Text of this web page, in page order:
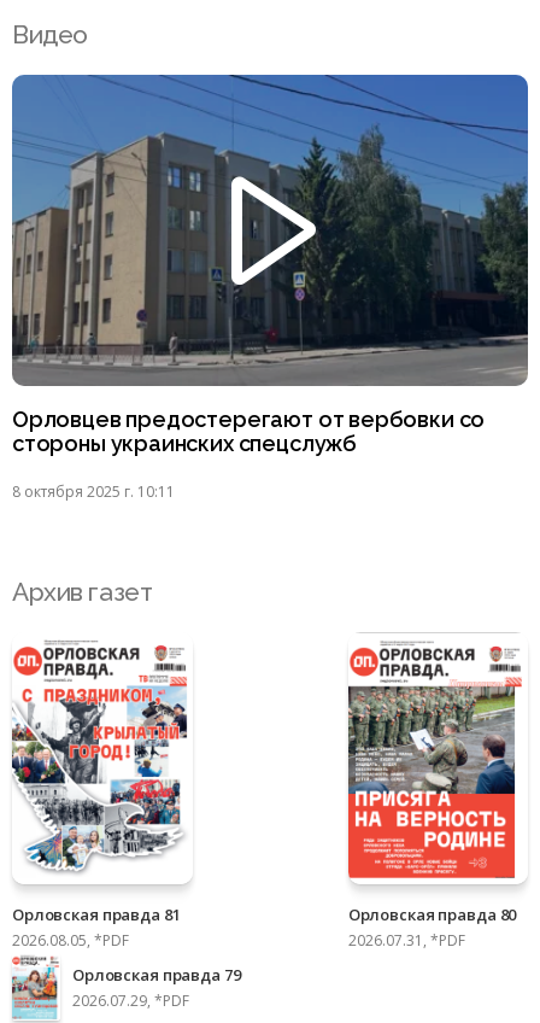
Видео
Орловцев предостерегают от вербовки со
стороны украинских спецслужб
8 октября 2025 г. 10:11
Архив газет
Орловская правда 81
2026.08.05, *PDF
Орловская правда 80
2026.07.31, *PDF
Орловская правда 79
2026.07.29, *PDF